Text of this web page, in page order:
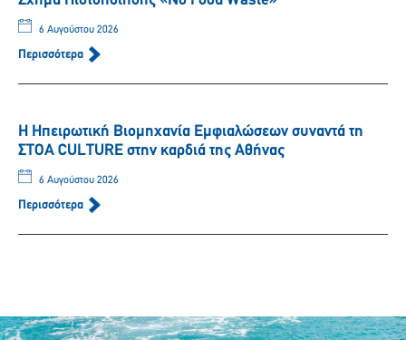
6 Αυγούστου 2026
Περισσότερα
Η Ηπειρωτική Βιομηχανία Εμφιαλώσεων συναντά τη
ΣΤΟΑ CULTURE στην καρδιά της Αθήνας
6 Αυγούστου 2026
Περισσότερα